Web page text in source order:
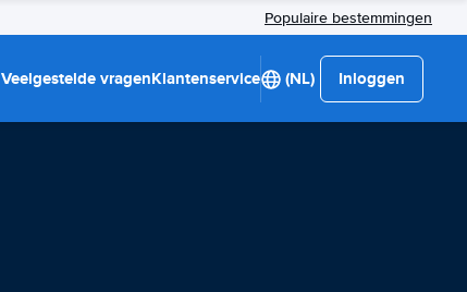
Populaire bestemmingen
Veelgestelde vragenKlantenservice (NL) Inloggen